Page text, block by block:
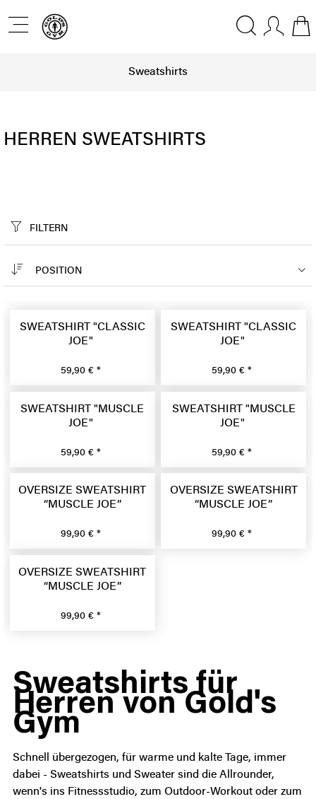
Sweatshirts
HERREN SWEATSHIRTS
FILTERN
POSITION
SWEATSHIRT "CLASSIC
JOE"
59,90 € *
SWEATSHIRT "CLASSIC
JOE"
59,90 € *
SWEATSHIRT "MUSCLE
JOE"
59,90 € *
SWEATSHIRT "MUSCLE
JOE"
59,90 € *
OVERSIZE SWEATSHIRT
“MUSCLE JOE”
99,90 € *
OVERSIZE SWEATSHIRT
“MUSCLE JOE”
99,90 € *
OVERSIZE SWEATSHIRT
“MUSCLE JOE”
99,90 € *
Sweatshirts für
Herren von Gold's
Gym
Schnell übergezogen, für warme und kalte Tage, immer
dabei - Sweatshirts und Sweater sind die Allrounder,
wenn's ins Fitnessstudio, zum Outdoor-Workout oder zum